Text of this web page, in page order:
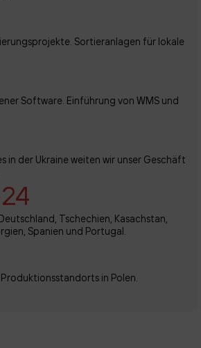
Sortieranlagen für lokale
Software. Einführung von WMS und
in der Ukraine weiten wir unser Geschäft
Tschechien, Kasachstan,
Spanien und Portugal.
in Polen.